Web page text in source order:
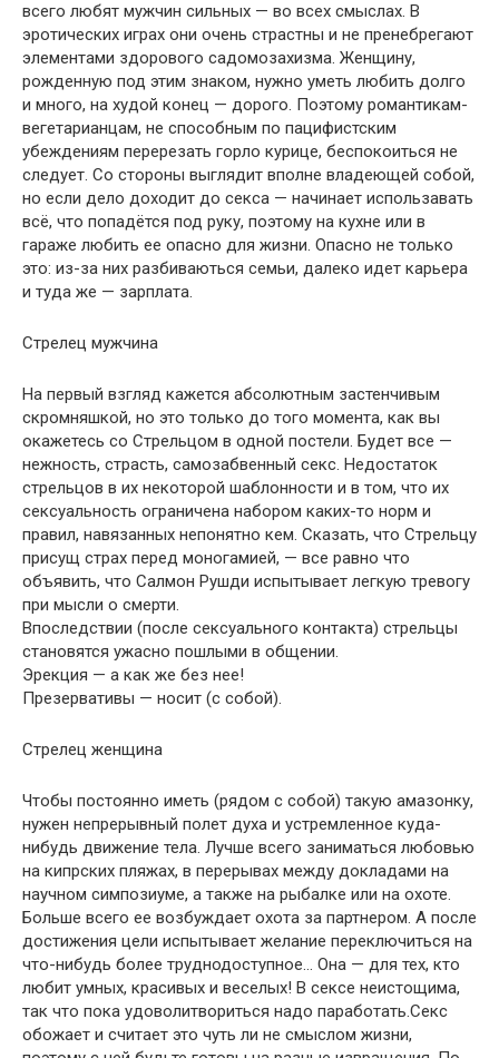
всего любят мужчин сильных — во всех смыслах. В
эротических играх они очень страстны и не пренебрегают
элементами здорового садомозахизма. Женщину,
рожденную под этим знаком, нужно уметь любить долго
и много, на худой конец — дорого. Поэтому романтикам-
вегетарианцам, не способным по пацифистским
убеждениям перерезать горло курице, беспокоиться не
следует. Со стороны выглядит вполне владеющей собой,
но если дело доходит до секса — начинает использавать
всё, что попадётся под руку, поэтому на кухне или в
гараже любить ее опасно для жизни. Опасно не только
это: из-за них разбиваються семьи, далеко идет карьера
и туда же — зарплата.
Стрелец мужчина
На первый взгляд кажется абсолютным застенчивым
скромняшкой, но это только до того момента, как вы
окажетесь со Стрельцом в одной постели. Будет все —
нежность, страсть, самозабвенный секс. Недостаток
стрельцов в их некоторой шаблонности и в том, что их
сексуальность ограничена набором каких-то норм и
правил, навязанных непонятно кем. Сказать, что Стрельцу
присущ страх перед моногамией, — все равно что
объявить, что Салмон Рушди испытывает легкую тревогу
при мысли о смерти.
Впоследствии (после сексуального контакта) стрельцы
становятся ужасно пошлыми в общении.
Эрекция — а как же без нее!
Презервативы — носит (с собой).
Стрелец женщина
Чтобы постоянно иметь (рядом с собой) такую амазонку,
нужен непрерывный полет духа и устремленное куда-
нибудь движение тела. Лучше всего заниматься любовью
на кипрских пляжах, в перерывах между докладами на
научном симпозиуме, а также на рыбалке или на охоте.
Больше всего ее возбуждает охота за партнером. А после
достижения цели испытывает желание переключиться на
что-нибудь более труднодоступное… Она — для тех, кто
любит умных, красивых и веселых! В сексе неистощима,
так что пока удоволитвориться надо паработать.Секс
обожает и считает это чуть ли не смыслом жизни,